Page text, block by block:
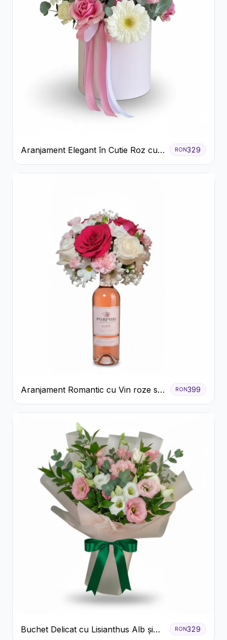
Aranjament Elegant în Cutie Roz cu
Trandafiri și Gerbera
RON329
Aranjament Romantic cu Vin roze si
Flori pastel
RON399
Buchet Delicat cu Lisianthus Alb și
RON329